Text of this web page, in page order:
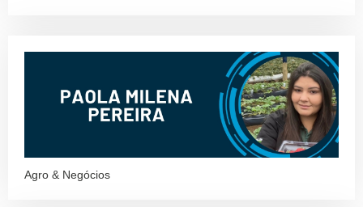
Agro & Negócios